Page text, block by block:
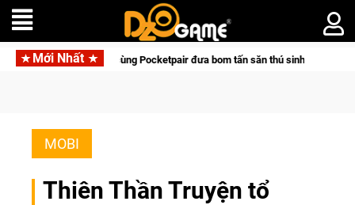
Mới Nhất
Pocketpair đưa bom tấn săn thú sinh tồn lên di động với tên gọi Palworld
MOBI
Thiên Thần Truyện tổ